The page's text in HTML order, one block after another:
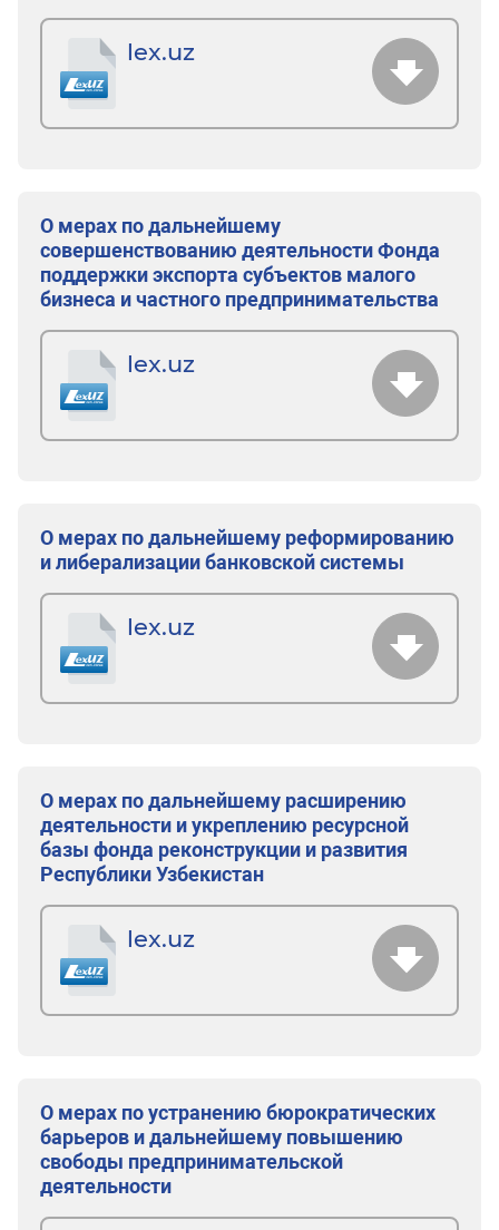
lex.uz
О мерах по дальнейшему
совершенствованию деятельности Фонда
поддержки экспорта субъектов малого
бизнеса и частного предпринимательства
lex.uz
О мерах по дальнейшему реформированию
и либерализации банковской системы
lex.uz
О мерах по дальнейшему расширению
деятельности и укреплению ресурсной
базы фонда реконструкции и развития
Республики Узбекистан
lex.uz
О мерах по устранению бюрократических
барьеров и дальнейшему повышению
свободы предпринимательской
деятельности